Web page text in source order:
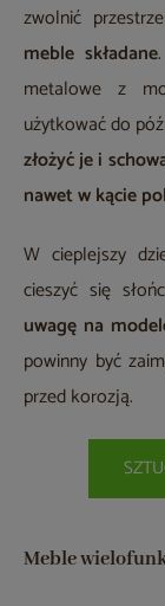
zwolnić
meble składane
metalowe z
użytkować do
złożyć je i
nawet w kącie
W cieplejszy
cieszyć się
uwagę na
powinny być
przed korozją.
Meble